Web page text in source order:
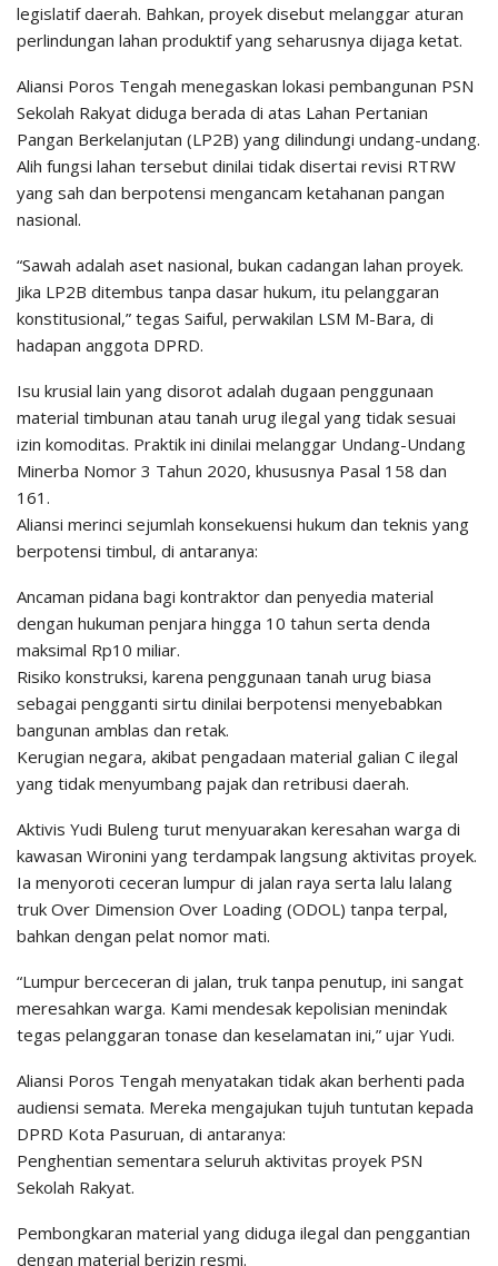
legislatif daerah. Bahkan, proyek disebut melanggar aturan
perlindungan lahan produktif yang seharusnya dijaga ketat.
Aliansi Poros Tengah menegaskan lokasi pembangunan PSN
Sekolah Rakyat diduga berada di atas Lahan Pertanian
Pangan Berkelanjutan (LP2B) yang dilindungi undang-undang.
Alih fungsi lahan tersebut dinilai tidak disertai revisi RTRW
yang sah dan berpotensi mengancam ketahanan pangan
nasional.
“Sawah adalah aset nasional, bukan cadangan lahan proyek.
Jika LP2B ditembus tanpa dasar hukum, itu pelanggaran
konstitusional,” tegas Saiful, perwakilan LSM M-Bara, di
hadapan anggota DPRD.
Isu krusial lain yang disorot adalah dugaan penggunaan
material timbunan atau tanah urug ilegal yang tidak sesuai
izin komoditas. Praktik ini dinilai melanggar Undang-Undang
Minerba Nomor 3 Tahun 2020, khususnya Pasal 158 dan
161.
Aliansi merinci sejumlah konsekuensi hukum dan teknis yang
berpotensi timbul, di antaranya:
Ancaman pidana bagi kontraktor dan penyedia material
dengan hukuman penjara hingga 10 tahun serta denda
maksimal Rp10 miliar.
Risiko konstruksi, karena penggunaan tanah urug biasa
sebagai pengganti sirtu dinilai berpotensi menyebabkan
bangunan amblas dan retak.
Kerugian negara, akibat pengadaan material galian C ilegal
yang tidak menyumbang pajak dan retribusi daerah.
Aktivis Yudi Buleng turut menyuarakan keresahan warga di
kawasan Wironini yang terdampak langsung aktivitas proyek.
Ia menyoroti ceceran lumpur di jalan raya serta lalu lalang
truk Over Dimension Over Loading (ODOL) tanpa terpal,
bahkan dengan pelat nomor mati.
“Lumpur berceceran di jalan, truk tanpa penutup, ini sangat
meresahkan warga. Kami mendesak kepolisian menindak
tegas pelanggaran tonase dan keselamatan ini,” ujar Yudi.
Aliansi Poros Tengah menyatakan tidak akan berhenti pada
audiensi semata. Mereka mengajukan tujuh tuntutan kepada
DPRD Kota Pasuruan, di antaranya:
Penghentian sementara seluruh aktivitas proyek PSN
Sekolah Rakyat.
Pembongkaran material yang diduga ilegal dan penggantian
dengan material berizin resmi.